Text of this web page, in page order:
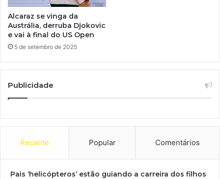
Alcaraz se vinga da
Austrália, derruba Djokovic
e vai à final do US Open
5 de setembro de 2025
Publicidade
Recente Popular Comentários
Pais ‘helicópteros’ estão guiando a carreira dos filhos